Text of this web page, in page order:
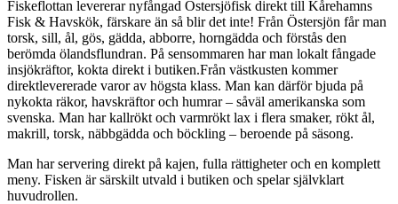
Fiskeflottan levererar nyfångad Östersjöfisk direkt till Kårehamns
Fisk & Havskök, färskare än så blir det inte! Från Östersjön får man
torsk, sill, ål, gös, gädda, abborre, horngädda och förstås den
berömda ölandsflundran. På sensommaren har man lokalt fångade
insjökräftor, kokta direkt i butiken.Från västkusten kommer
direktlevererade varor av högsta klass. Man kan därför bjuda på
nykokta räkor, havskräftor och humrar – såväl amerikanska som
svenska. Man har kallrökt och varmrökt lax i flera smaker, rökt ål,
makrill, torsk, näbbgädda och böckling – beroende på säsong.
Man har servering direkt på kajen, fulla rättigheter och en komplett
meny. Fisken är särskilt utvald i butiken och spelar självklart
huvudrollen.